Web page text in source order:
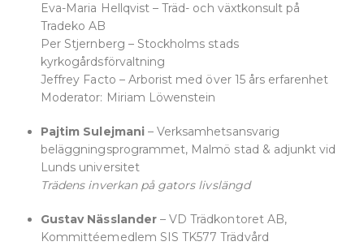
Eva-Maria Hellqvist – Träd- och växtkonsult på
Tradeko AB
Per Stjernberg – Stockholms stads
kyrkogårdsförvaltning
Jeffrey Facto – Arborist med över 15 års erfarenhet
Moderator: Miriam Löwenstein
Pajtim Sulejmani– Verksamhetsansvarig
beläggningsprogrammet, Malmö stad & adjunkt vid
Lunds universitet
Trädens inverkan på gators livslängd
Gustav Nässlander– VD Trädkontoret AB,
Kommittéemedlem SIS TK577 Trädvård